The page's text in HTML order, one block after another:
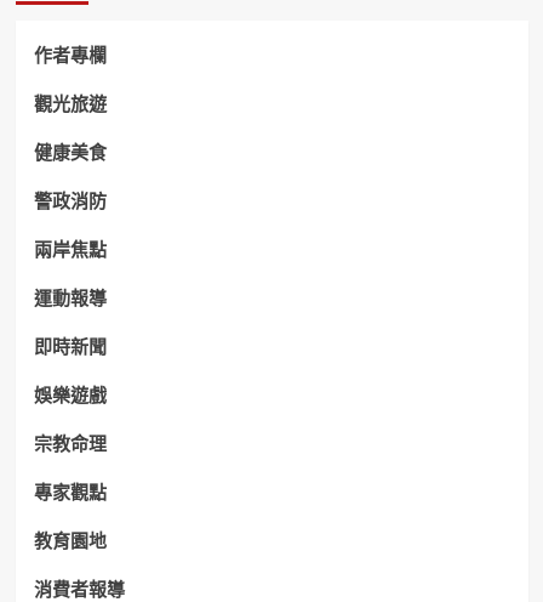
作者專欄
觀光旅遊
健康美食
警政消防
兩岸焦點
運動報導
即時新聞
娛樂遊戲
宗教命理
專家觀點
教育園地
消費者報導